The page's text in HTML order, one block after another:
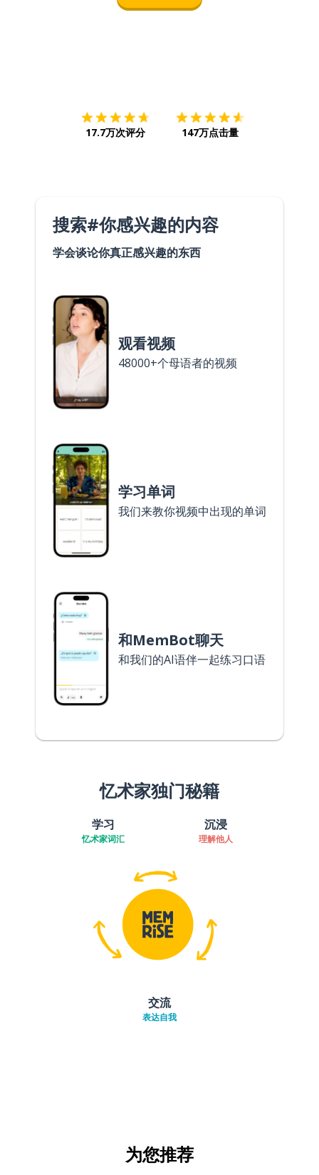
17.7万次评分 147万点击量
搜索#你感兴趣的内容
学会谈论你真正感兴趣的东西
观看视频
48000+个母语者的视频
学习单词
我们来教你视频中出现的单词
和MemBot聊天
和我们的AI语伴一起练习口语
忆术家独门秘籍
学习
忆术家词汇
沉浸
理解他人
交流
表达自我
为您推荐